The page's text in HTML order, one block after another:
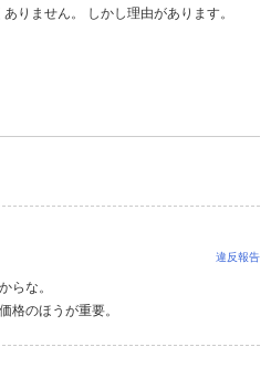
りません。 しかし理由があります。
違反報告
らな。
格のほうが重要。